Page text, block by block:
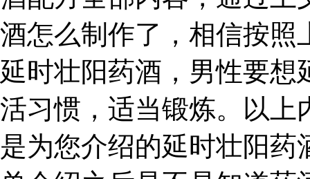
酒怎么制作了，相信按照
延时壮阳药酒，男性要想
活习惯，适当锻炼。以上
是为您介绍的延时壮阳